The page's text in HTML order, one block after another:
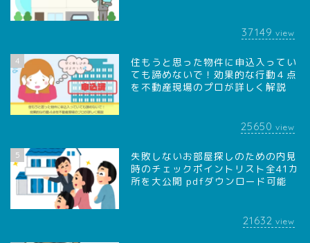
37149 view
4
住もうと思った物件に申込入ってい
ても諦めないで！効果的な行動４点
を不動産現場のプロが詳しく解説
25650 view
5
失敗しないお部屋探しのための内見
時のチェックポイントリスト全41カ
所を大公開 pdfダウンロード可能
21632 view